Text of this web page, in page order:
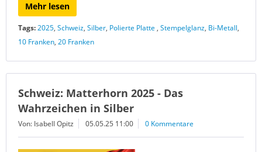
Mehr lesen
Tags:2025, Schweiz, Silber, Polierte Platte , Stempelglanz, Bi-Metall,
10 Franken, 20 Franken
Schweiz: Matterhorn 2025 - Das
Wahrzeichen in Silber
Von: Isabell Opitz 05.05.25 11:00 0 Kommentare